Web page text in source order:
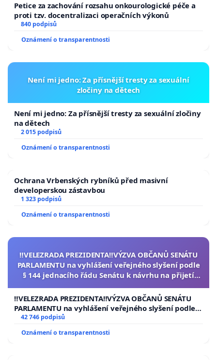
Petice za zachování rozsahu onkourologické péče a
proti tzv. docentralizaci operačních výkonů
840 podpisů
Oznámení o transparentnosti
Není mi jedno: Za přísnější tresty za sexuální
zločiny na dětech
Není mi jedno: Za přísnější tresty za sexuální zločiny
na dětech
2 015 podpisů
Oznámení o transparentnosti
Ochrana Vrbenských rybníků před masivní
developerskou zástavbou
1 323 podpisů
Oznámení o transparentnosti
‼️VELEZRADA PREZIDENTA‼️VÝZVA OBČANŮ SENÁTU
PARLAMENTU na vyhlášení veřejného slyšení podle
§ 144 jednacího řádu Senátu k návrhu na přijetí
republiky
‼️VELEZRADA PREZIDENTA‼️VÝZVA OBČANŮ SENÁTU
PARLAMENTU na vyhlášení veřejného slyšení podle §
144 jednacího řádu Senátu k návrhu na přijetí
usnesení k podání ústavní žaloby na prezidenta
republiky
42 746 podpisů
Oznámení o transparentnosti